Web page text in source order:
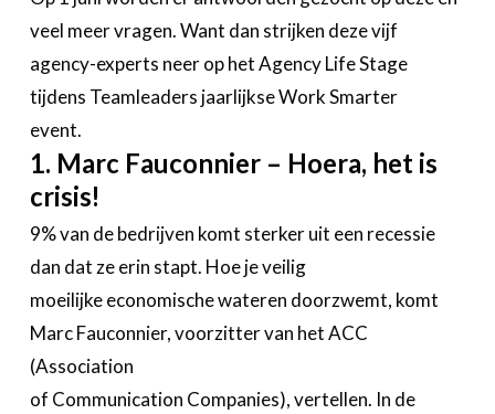
veel meer vragen. Want dan strijken deze vijf
agency-experts neer op het Agency Life Stage
tijdens Teamleaders jaarlijkse Work Smarter
event.
1. Marc Fauconnier – Hoera, het is
crisis!
9% van de bedrijven komt sterker uit een recessie
dan dat ze erin stapt. Hoe je veilig
moeilijke economische wateren doorzwemt, komt
Marc Fauconnier, voorzitter van het ACC
(Association
of Communication Companies), vertellen. In de